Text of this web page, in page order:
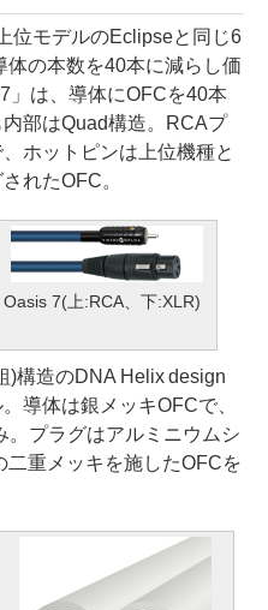
位モデルのEclipseと同じ6
体の本数を40本に減らし価
」は、導体にOFCを40本
部はQuad構造。RCAプ
ホットピンは上位機種と
れたOFC。
Oasis 7(上:RCA、下:XLR)
構造のDNA Helix design
導体は銀メッキOFCで、
プラグはアルミニウムシ
二重メッキを施したOFCを